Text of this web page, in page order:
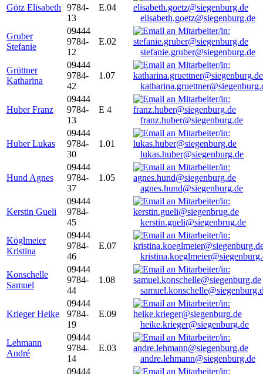
Götz Elisabeth
9784-
13
E.04
elisabeth.goetz@siegenburg.de
Gruber
Stefanie
09444
9784-
12
E.02
stefanie.gruber@siegenburg.de
Grüttner
Katharina
09444
9784-
42
1.07
Huber Franz
09444
9784-
13
E 4
franz.huber@siegenburg.de
Huber Lukas
09444
9784-
30
1.01
lukas.huber@siegenburg.de
Hund Agnes
09444
9784-
37
1.05
agnes.hund@siegenburg.de
Kerstin Gueli
09444
9784-
45
kerstin.gueli@siegenbrug.de
Köglmeier
Kristina
09444
9784-
46
E.07
Konschelle
Samuel
09444
9784-
44
1.08
Krieger Heike
09444
9784-
19
E.09
heike.krieger@siegenburg.de
Lehmann
André
09444
9784-
14
E.03
andre.lehmann@siegenburg.de
09444